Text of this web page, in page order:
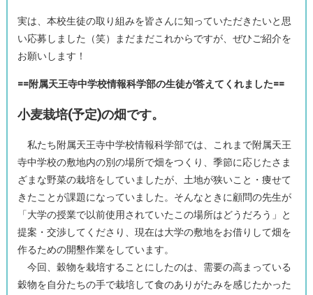
実は、本校生徒の取り組みを皆さんに知っていただきたいと思
い応募しました（笑）まだまだこれからですが、ぜひご紹介を
お願いします！
==附属天王寺中学校情報科学部の生徒が答えてくれました==
小麦栽培(予定)の畑です。
私たち附属天王寺中学校情報科学部では、これまで附属天王
寺中学校の敷地内の別の場所で畑をつくり、季節に応じたさま
ざまな野菜の栽培をしていましたが、土地が狭いこと・痩せて
きたことが課題になっていました。そんなときに顧問の先生が
「大学の授業で以前使用されていたこの場所はどうだろう」と
提案・交渉してくださり、現在は大学の敷地をお借りして畑を
作るための開墾作業をしています。
今回、穀物を栽培することにしたのは、需要の高まっている
穀物を自分たちの手で栽培して食のありがたみを感じたかった